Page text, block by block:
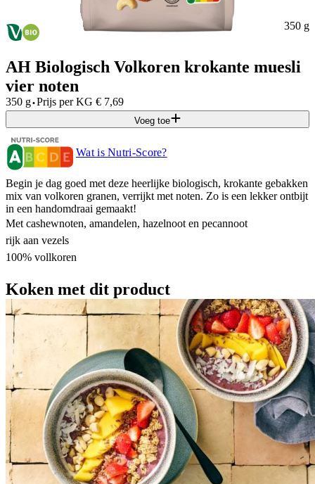
350 g
AH Biologisch Volkoren krokante muesli
vier noten
350 g·Prijs per KG € 7,69
Voeg toe
Wat is Nutri-Score?
Begin je dag goed met deze heerlijke biologisch, krokante gebakken
mix van volkoren granen, verrijkt met noten. Zo is een lekker ontbijt
in een handomdraai gemaakt!
Met cashewnoten, amandelen, hazelnoot en pecannoot
rijk aan vezels
100% vollkoren
Koken met dit product